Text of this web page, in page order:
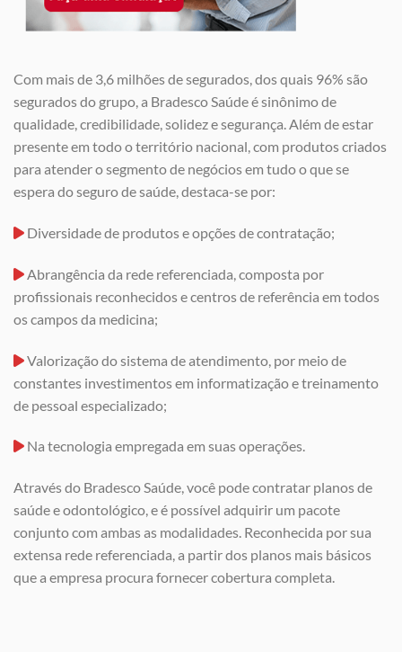
Com mais de 3,6 milhões de segurados, dos quais 96% são
segurados do grupo, a Bradesco Saúde é sinônimo de
qualidade, credibilidade, solidez e segurança. Além de estar
presente em todo o território nacional, com produtos criados
para atender o segmento de negócios em tudo o que se
espera do seguro de saúde, destaca-se por:
Diversidade de produtos e opções de contratação;
Abrangência da rede referenciada, composta por
profissionais reconhecidos e centros de referência em todos
os campos da medicina;
Valorização do sistema de atendimento, por meio de
constantes investimentos em informatização e treinamento
de pessoal especializado;
Na tecnologia empregada em suas operações.
Através do Bradesco Saúde, você pode contratar planos de
saúde e odontológico, e é possível adquirir um pacote
conjunto com ambas as modalidades. Reconhecida por sua
extensa rede referenciada, a partir dos planos mais básicos
que a empresa procura fornecer cobertura completa.